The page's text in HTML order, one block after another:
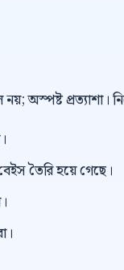
নয়; অস্পষ্ট
তৈরি হয়ে গেছে।